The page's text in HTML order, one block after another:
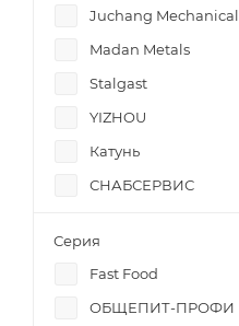
Juchang Mechanical
Madan Metals
Stalgast
YIZHOU
Катунь
СНАБСЕРВИС
Серия
Fast Food
ОБЩЕПИТ-ПРОФИ